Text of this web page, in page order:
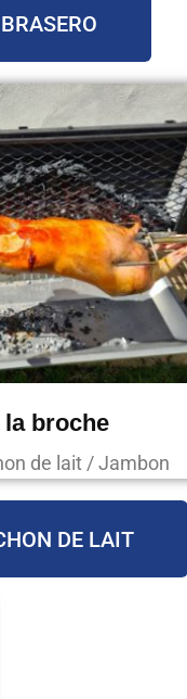
la broche
de lait / Jambon
DE LAIT